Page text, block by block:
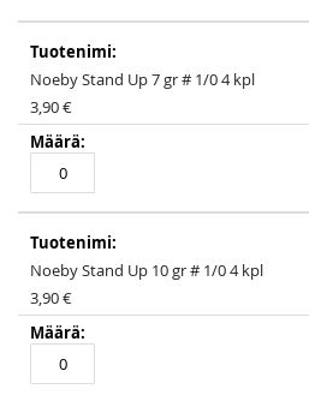
product
items
Noeby Stand Up 7 gr # 1/0 4 kpl
3,90 €
Noeby Stand Up 10 gr # 1/0 4 kpl
3,90 €